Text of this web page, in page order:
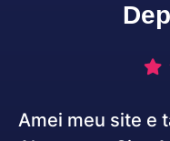
Amei meu site e